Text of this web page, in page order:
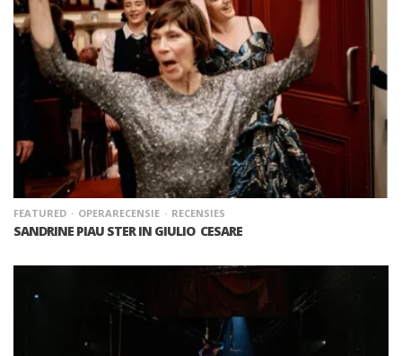
FEATURED OPERARECENSIE RECENSIES
SANDRINE PIAU STER IN GIULIO CESARE